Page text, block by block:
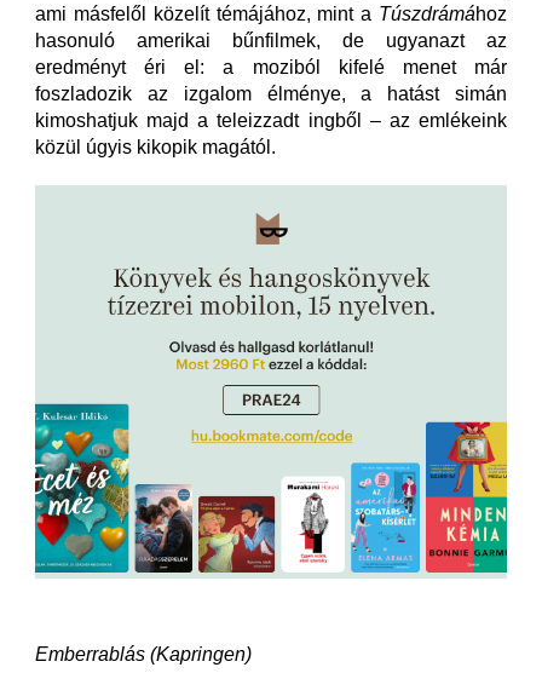
ami másfelől közelít témájához, mint a Túszdrámához
hasonuló amerikai bűnfilmek, de ugyanazt az
eredményt éri el: a moziból kifelé menet már
foszladozik az izgalom élménye, a hatást simán
kimoshatjuk majd a teleizzadt ingből – az emlékeink
közül úgyis kikopik magától.
Emberrablás (Kapringen)